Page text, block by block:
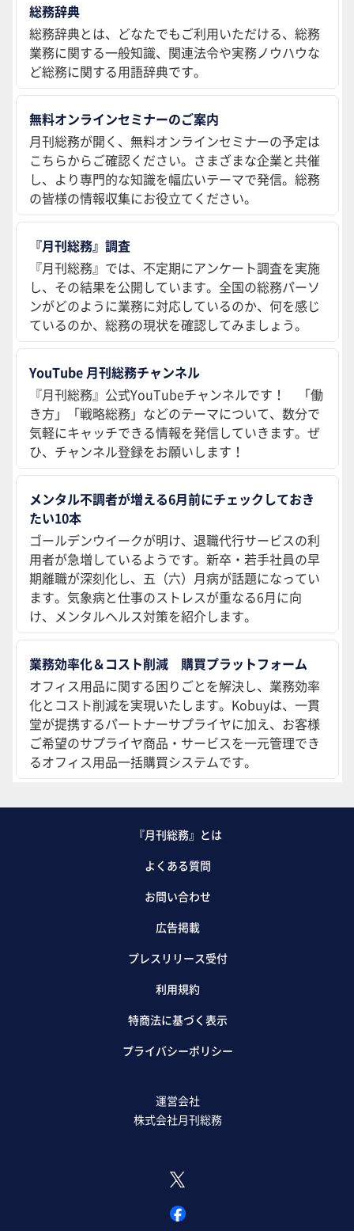
総務辞典
総務辞典とは、どなたでもご利用いただける、総務
業務に関する一般知識、関連法令や実務ノウハウな
ど総務に関する用語辞典です。
無料オンラインセミナーのご案内
月刊総務が開く、無料オンラインセミナーの予定は
こちらからご確認ください。さまざまな企業と共催
し、より専門的な知識を幅広いテーマで発信。総務
の皆様の情報収集にお役立てください。
『月刊総務』調査
『月刊総務』では、不定期にアンケート調査を実施
し、その結果を公開しています。全国の総務パーソ
ンがどのように業務に対応しているのか、何を感じ
ているのか、総務の現状を確認してみましょう。
YouTube 月刊総務チャンネル
『月刊総務』公式YouTubeチャンネルです！ 「働
き方」「戦略総務」などのテーマについて、数分で
気軽にキャッチできる情報を発信していきます。ぜ
ひ、チャンネル登録をお願いします！
メンタル不調者が増える6月前にチェックしておき
たい10本
ゴールデンウイークが明け、退職代行サービスの利
用者が急増しているようです。新卒・若手社員の早
期離職が深刻化し、五（六）月病が話題になってい
ます。気象病と仕事のストレスが重なる6月に向
け、メンタルヘルス対策を紹介します。
業務効率化＆コスト削減 購買プラットフォーム
オフィス用品に関する困りごとを解決し、業務効率
化とコスト削減を実現いたします。Kobuyは、一貫
堂が提携するパートナーサプライヤに加え、お客様
ご希望のサプライヤ商品・サービスを一元管理でき
るオフィス用品一括購買システムです。
『月刊総務』とは
よくある質問
お問い合わせ
広告掲載
プレスリリース受付
利用規約
特商法に基づく表示
プライバシーポリシー
運営会社
株式会社月刊総務